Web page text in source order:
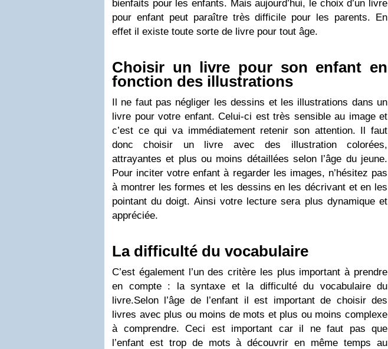
bienfaits pour les enfants. Mais aujourd’hui, le choix d’un livre
pour enfant peut paraître très difficile pour les parents. En
effet il existe toute sorte de livre pour tout âge.
Choisir un livre pour son enfant en
fonction des illustrations
Il ne faut pas négliger les dessins et les illustrations dans un
livre pour votre enfant. Celui-ci est très sensible au image et
c’est ce qui va immédiatement retenir son attention. Il faut
donc choisir un livre avec des illustration colorées,
attrayantes et plus ou moins détaillées selon l’âge du jeune.
Pour inciter votre enfant à regarder les images, n’hésitez pas
à montrer les formes et les dessins en les décrivant et en les
pointant du doigt. Ainsi votre lecture sera plus dynamique et
appréciée.
La difficulté du vocabulaire
C’est également l’un des critère les plus important à prendre
en compte : la syntaxe et la difficulté du vocabulaire du
livre.Selon l’âge de l’enfant il est important de choisir des
livres avec plus ou moins de mots et plus ou moins complexe
à comprendre. Ceci est important car il ne faut pas que
l’enfant est trop de mots à découvrir en même temps au